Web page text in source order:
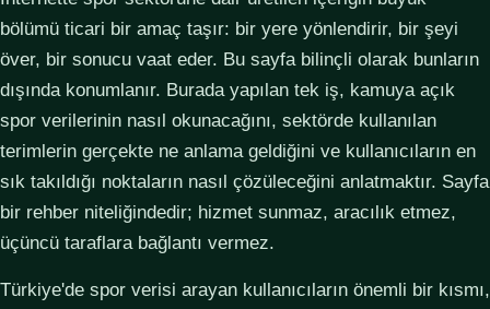
bölümü ticari bir amaç taşır: bir yere yönlendirir, bir şeyi
över, bir sonucu vaat eder. Bu sayfa bilinçli olarak bunların
dışında konumlanır. Burada yapılan tek iş, kamuya açık
spor verilerinin nasıl okunacağını, sektörde kullanılan
terimlerin gerçekte ne anlama geldiğini ve kullanıcıların en
sık takıldığı noktaların nasıl çözüleceğini anlatmaktır. Sayfa
bir rehber niteliğindedir; hizmet sunmaz, aracılık etmez,
üçüncü taraflara bağlantı vermez.
Türkiye'de spor verisi arayan kullanıcıların önemli bir kısmı,